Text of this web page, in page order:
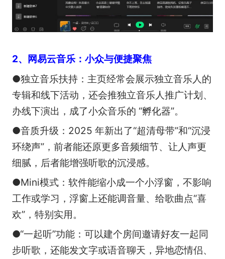
2、网易云音乐：小众与便捷聚焦
●独立音乐扶持：主页经常会展示独立音乐人的
专辑和线下活动，还会推独立音乐人推广计划、
办线下演出，成了小众音乐的 “孵化器”。
●音质升级：2025 年新出了“超清母带”和“沉浸
环绕声”，前者能还原更多音频细节、让人声更
细腻，后者能增强听歌的沉浸感。
●Mini模式：软件能缩小成一个小浮窗，不影响
工作或学习，浮窗上还能调音量、给歌曲点“喜
欢”，特别实用。
●“一起听”功能：可以建个房间邀请好友一起同
步听歌，还能发文字或语音聊天，异地恋情侣、